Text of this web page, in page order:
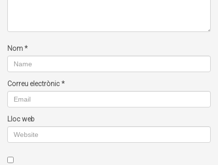
Nom*
Correu electrònic*
Lloc web